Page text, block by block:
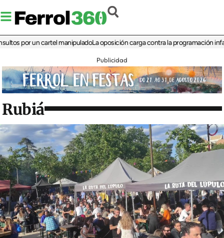
un cartel manipuladoLa oposición carga contra la programación infantil de
Publicidad
Rubiá